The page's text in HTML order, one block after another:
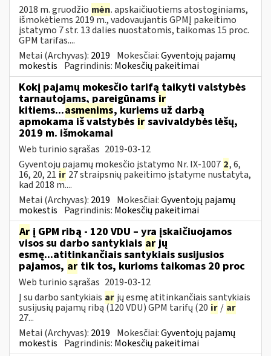
2018 m. gruodžio mėn. apskaičiuotiems atostoginiams,
išmokėtiems 2019 m., vadovaujantis GPMĮ pakeitimo
įstatymo 7 str. 13 dalies nuostatomis, taikomas 15 proc.
GPM tarifas....
Metai (Archyvas): 2019 Mokesčiai:Gyventojų pajamų
mokestis Pagrindinis: Mokesčių pakeitimai
Kokį pajamų mokesčio tarifą taikyti valstybės
tarnautojams, pareigūnams ir
kitiems...asmenims, kuriems už darbą
apmokama iš valstybės ir savivaldybės lėšų,
2019 m. išmokamai
Web turinio sąrašas 2019-03-12
Gyventojų pajamų mokesčio įstatymo Nr. IX-1007 2, 6,
16, 20, 21 ir 27 straipsnių pakeitimo įstatyme nustatyta,
kad 2018 m....
Metai (Archyvas): 2019 Mokesčiai:Gyventojų pajamų
mokestis Pagrindinis: Mokesčių pakeitimai
Ar į GPM ribą - 120 VDU – yra įskaičiuojamos
visos su darbo santykiais arjų
esmę...atitinkančiais santykiais susijusios
pajamos, ar tik tos, kurioms taikomas 20 proc
Web turinio sąrašas 2019-03-12
Į su darbo santykiais ar jų esmę atitinkančiais santykiais
susijusių pajamų ribą (120 VDU) GPM tarifų (20 ir / ar
27...
Metai (Archyvas): 2019 Mokesčiai:Gyventojų pajamų
mokestis Pagrindinis: Mokesčių pakeitimai